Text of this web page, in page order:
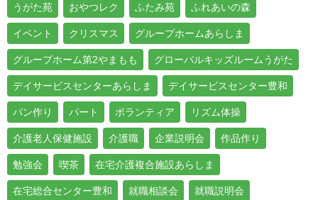
うがた苑 おやつレク ふたみ苑 ふれあいの森
イベント クリスマス グループホームあらしま
グループホーム第2やまもも グローバルキッズルームうがた
デイサービスセンターあらしま デイサービスセンター豊和
パン作り パート ボランティア リズム体操
介護老人保健施設 介護職 企業説明会 作品作り
勉強会 喫茶 在宅介護複合施設あらしま
在宅総合センター豊和 就職相談会 就職説明会